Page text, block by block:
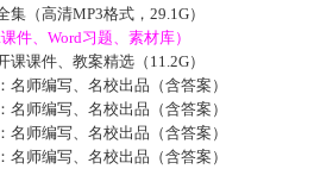
（高清MP3格式，29.1G）
件、Word习题、素材库）
课件、教案精选（11.2G）
名师编写、名校出品（含答案）
名师编写、名校出品（含答案）
名师编写、名校出品（含答案）
名师编写、名校出品（含答案）